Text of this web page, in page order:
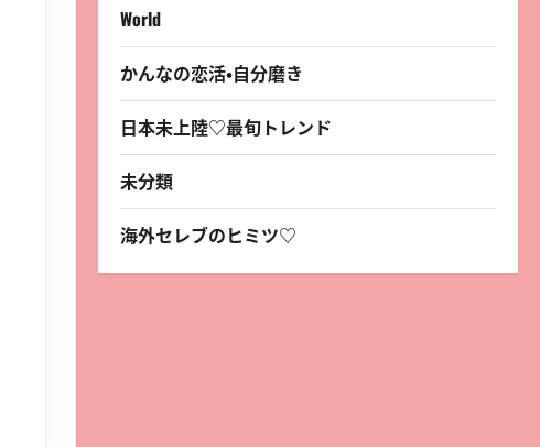
World
かんなの恋活・自分磨き
日本未上陸♡最旬トレンド
未分類
海外セレブのヒミツ♡